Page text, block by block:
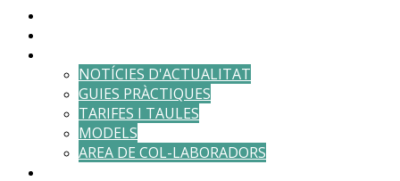
NOTÍCIES D'ACTUALITAT
GUIES PRÀCTIQUES
TARIFES I TAULES
MODELS
AREA DE COL-LABORADORS